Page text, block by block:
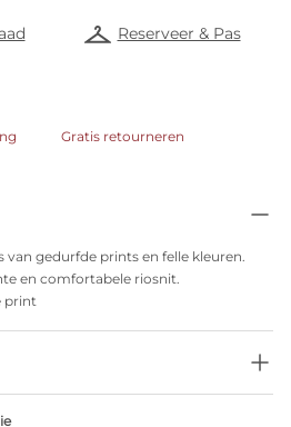
Reserveer & Pas
Gratis retourneren
van gedurfde prints en felle kleuren.
en comfortabele riosnit.
print